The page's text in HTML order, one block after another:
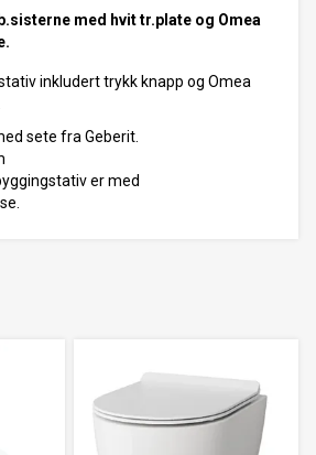
med hvit tr.plate og Omea
inkludert trykk knapp og Omea
sete fra Geberit.
er med